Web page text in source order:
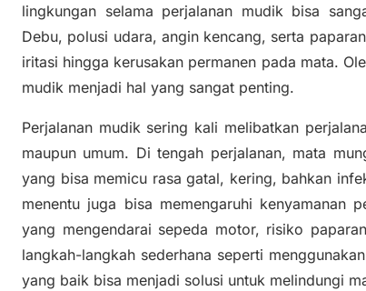
lingkungan selama perjalanan mudik bisa
Debu, polusi udara, angin kencang, serta
iritasi hingga kerusakan permanen pada mata.
mudik menjadi hal yang sangat penting.
Perjalanan mudik sering kali melibatkan
maupun umum. Di tengah perjalanan, mata
yang bisa memicu rasa gatal, kering, bahkan
menentu juga bisa memengaruhi kenyamanan
yang mengendarai sepeda motor, risiko
langkah-langkah sederhana seperti
yang baik bisa menjadi solusi untuk melindungi